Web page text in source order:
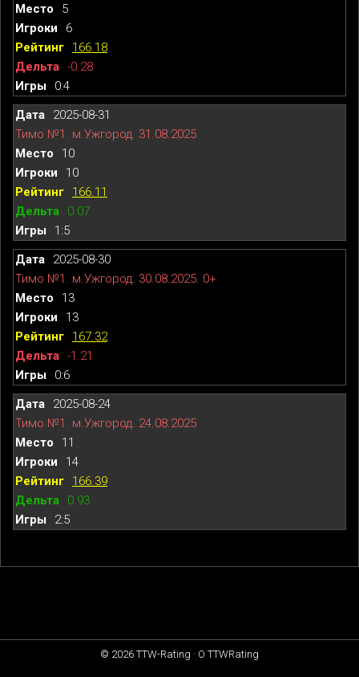
5
6
166.18
-0.28
0:4
2025-08-31
Тимо №1. м.Ужгород. 31.08.2025
10
10
166.11
0.07
1:5
2025-08-30
Тимо №1. м.Ужгород. 30.08.2025. 0+
13
13
167.32
-1.21
0:6
2025-08-24
Тимо №1. м.Ужгород. 24.08.2025
11
14
166.39
0.93
2:5
© 2026 TTW-Rating · О TTWRating